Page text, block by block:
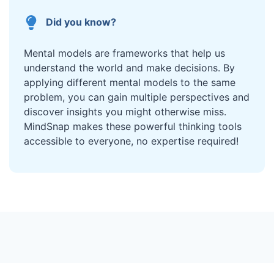
Did you know?
Mental models are frameworks that help us
understand the world and make decisions. By
applying different mental models to the same
problem, you can gain multiple perspectives and
discover insights you might otherwise miss.
MindSnap makes these powerful thinking tools
accessible to everyone, no expertise required!